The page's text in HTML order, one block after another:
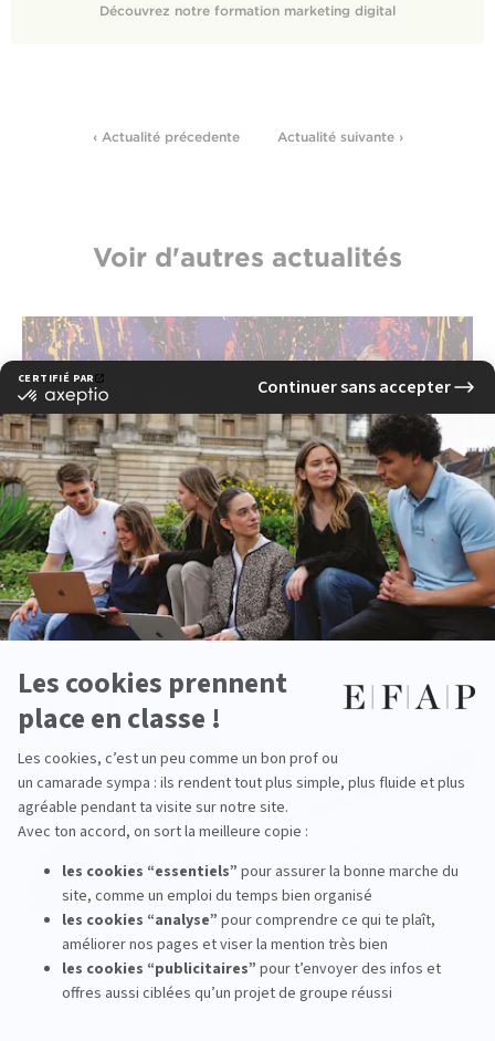
Découvrez notre formation marketing digital
‹ Actualité précedente Actualité suivante ›
Voir d'autres actualités
Les études de communication à l'EFAP :
apprenez à innover dans un secteur en
constante évolution
lire la suite
Pourquoi choisir une école d’événementiel
pour se former aux métiers de la
communication ?